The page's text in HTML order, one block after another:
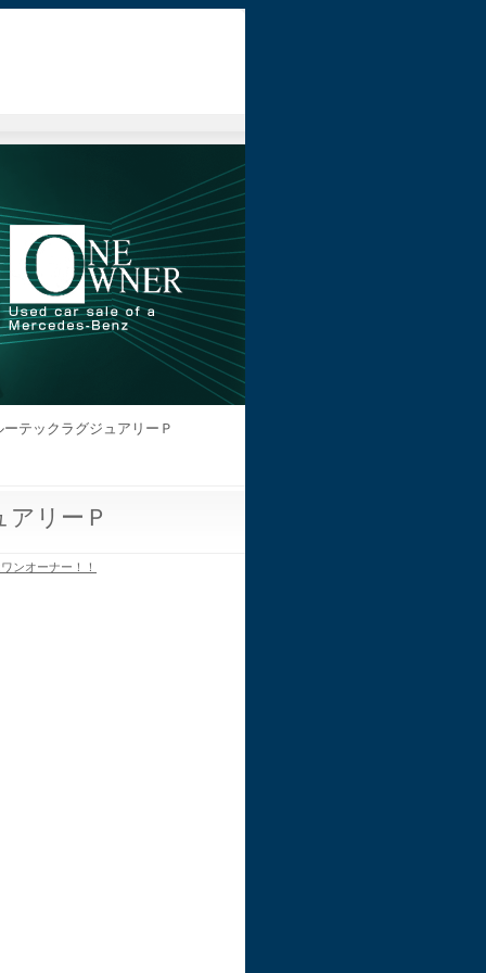
テックラグジュアリーＰ
リーＰ
ンオーナー！！